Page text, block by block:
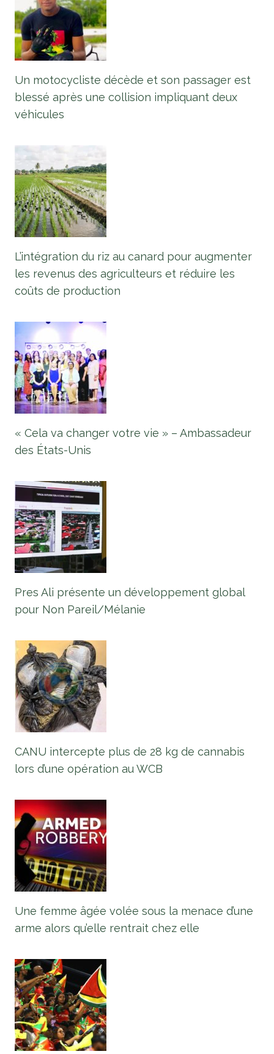
Un motocycliste décède et son passager est
blessé après une collision impliquant deux
véhicules
L’intégration du riz au canard pour augmenter
les revenus des agriculteurs et réduire les
coûts de production
« Cela va changer votre vie » – Ambassadeur
des États-Unis
Pres Ali présente un développement global
pour Non Pareil/Mélanie
CANU intercepte plus de 28 kg de cannabis
lors d’une opération au WCB
Une femme âgée volée sous la menace d’une
arme alors qu’elle rentrait chez elle